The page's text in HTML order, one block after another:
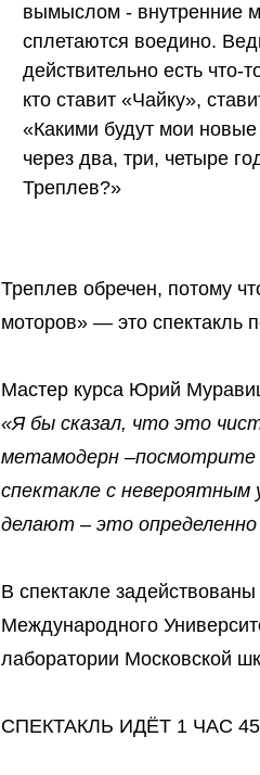
вымыслом - внутренние
сплетаются воедино.
действительно есть что-
кто ставит «Чайку»,
«Какими будут мои
через два, три, четыре
Треплев?»
Треплев обречен, потому
моторов» — это спектакль
Мастер курса Юрий
«Я бы сказал, что это
метамодерн
спектакле с невероятным
делают – это
В спектакле
Международного
лаборатории Московской
СПЕКТАКЛЬ ИДЁТ 1 ЧАС